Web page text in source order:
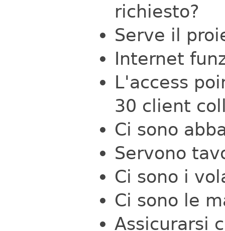
richiesto?
Serve il
Internet
L'access
30 client
Ci sono
Servono
Ci sono i
Ci sono le
Assicurarsi